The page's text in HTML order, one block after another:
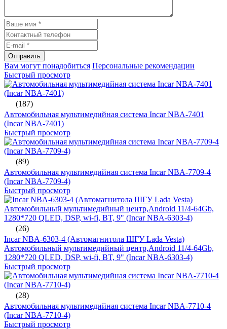
Отправить
Вам могут понадобиться Персональные рекомендации
Быстрый просмотр
(187)
Автомобильная мультимедийная система Incar NBA-7401
(Incar NBA-7401)
Быстрый просмотр
(89)
Автомобильная мультимедийная система Incar NBA-7709-4
(Incar NBA-7709-4)
Быстрый просмотр
(26)
Incar NBA-6303-4 (Автомагнитола ШГУ Lada Vesta)
Автомобильный мультимедийный центр,Android 11/4-64Gb,
1280*720 QLED, DSP, wi-fi, BT, 9" (Incar NBA-6303-4)
Быстрый просмотр
(28)
Автомобильная мультимедийная система Incar NBA-7710-4
(Incar NBA-7710-4)
Быстрый просмотр